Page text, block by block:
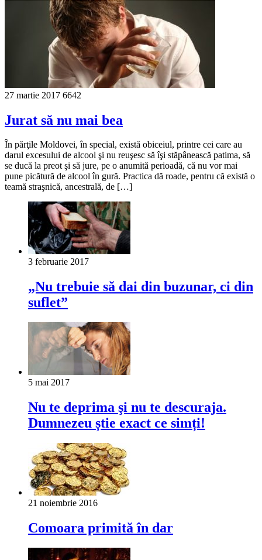
27 martie 2017 6642
Jurat să nu mai bea
În părţile Moldovei, în special, există obiceiul, printre cei care au
darul excesului de alcool şi nu reuşesc să îşi stăpânească patima, să
se ducă la preot şi să jure, pe o anumită perioadă, că nu vor mai
pune picătură de alcool în gură. Practica dă roade, pentru că există o
teamă straşnică, ancestrală, de […]
3 februarie 2017
„Nu trebuie să dai din buzunar, ci din
suflet”
5 mai 2017
Nu te deprima şi nu te descuraja.
Dumnezeu știe exact ce simți!
21 noiembrie 2016
Comoara primită în dar